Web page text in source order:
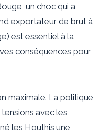
un choc qui a
exportateur de brut à
) est essentiel à la
conséquences pour
maximale. La politique
avec les
les Houthis une